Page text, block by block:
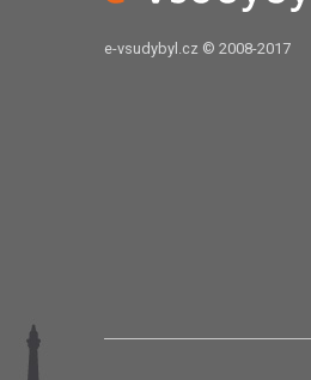
e-vsudybyl.cz © 2008-2017